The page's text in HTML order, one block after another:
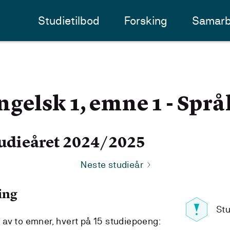
Studietilbod Forsking
1, emne 1 -
2024/2025
Neste studieår
to emner, hvert på 15 studiepoeng: